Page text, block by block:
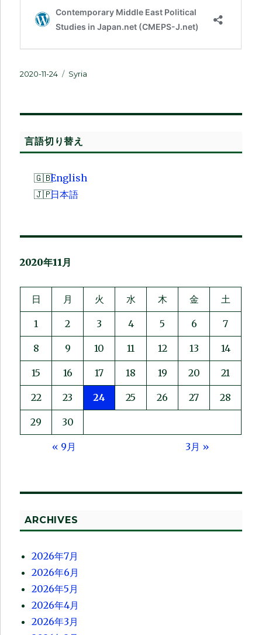
投
2020-11-24
カ
Syria
言語切り替え
English
日本語
2020年11月
日 月 火 水 木 金 土
1 2 3 4 5 6 7
8 9 10 11 12 13 14
15 16 17 18 19 20 21
22 23 24 25 26 27 28
29 30
« 9月 3月 »
ARCHIVES
2026年7月
2026年6月
2026年5月
2026年4月
2026年3月